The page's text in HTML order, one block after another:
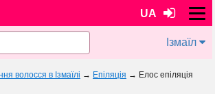
UA
Ізмаїл
волосся в Ізмаїлі → Епіляція → Елос епіляція